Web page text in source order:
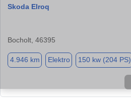
Skoda Elroq
Bocholt, 46395
4.946 km Elektro 150 kw (204 PS)